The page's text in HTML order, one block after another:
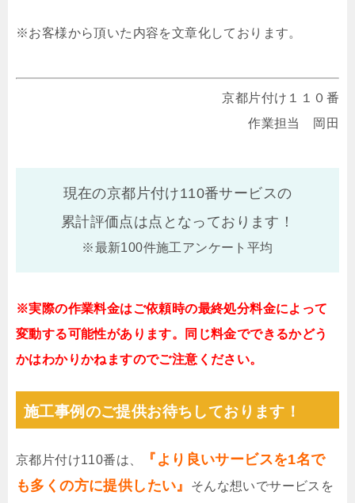
※お客様から頂いた内容を文章化しております。
京都片付け１１０番
作業担当 岡田
現在の京都片付け110番サービスの
累計評価点は点となっております！
※最新100件施工アンケート平均
※実際の作業料金はご依頼時の最終処分料金によって
変動する可能性があります。同じ料金でできるかどう
かはわかりかねますのでご注意ください。
施工事例のご提供お待ちしております！
京都片付け110番は、
『より良いサービスを1名で
も多くの方に提供したい』
そんな想いでサービスを